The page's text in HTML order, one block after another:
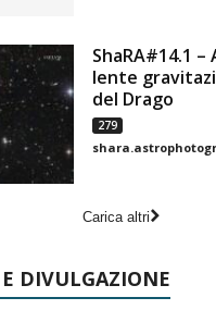
ShaRA#14.1 –
lente
del Drago
279
Carica altri
DIVULGAZIONE